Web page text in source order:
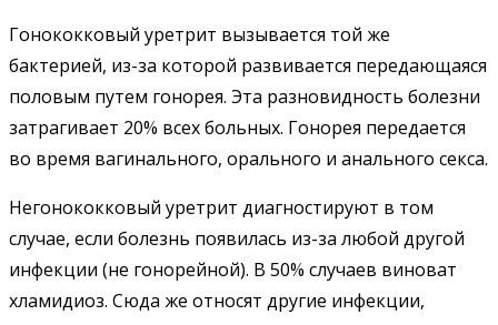
Гонококковый уретрит вызывается той же
бактерией, из-за которой развивается передающаяся
половым путем гонорея. Эта разновидность болезни
затрагивает 20% всех больных. Гонорея передается
во время вагинального, орального и анального секса.
Негонококковый уретрит диагностируют в том
случае, если болезнь появилась из-за любой другой
инфекции (не гонорейной). В 50% случаев виноват
хламидиоз. Сюда же относят другие инфекции,